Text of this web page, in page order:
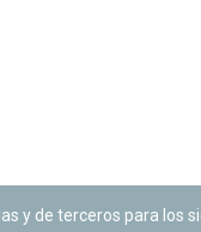
y de terceros para los